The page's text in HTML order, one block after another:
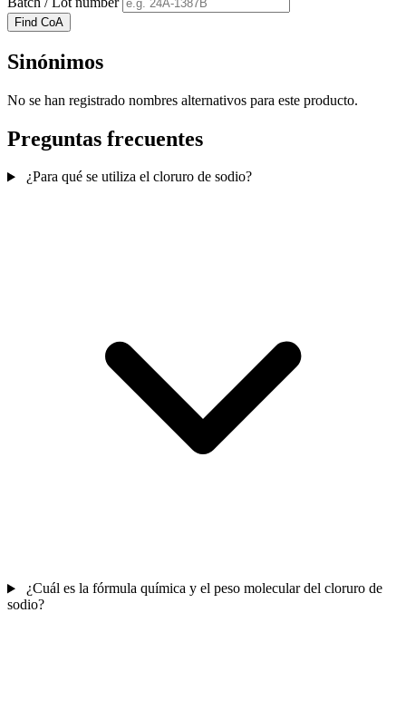
Find CoA
Sinónimos
No se han registrado nombres alternativos para este producto.
Preguntas frecuentes
¿Para qué se utiliza el cloruro de sodio?
¿Cuál es la fórmula química y el peso molecular del cloruro de
sodio?